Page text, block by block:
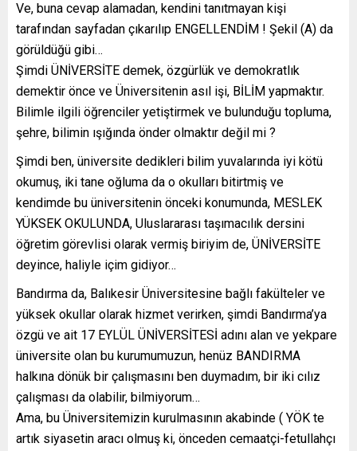
Ve, buna cevap alamadan, kendini tanıtmayan kişi
tarafından sayfadan çıkarılıp ENGELLENDİM ! Şekil (A) da
görüldüğü gibi…
Şimdi ÜNİVERSİTE demek, özgürlük ve demokratlık
demektir önce ve Üniversitenin asıl işi, BİLİM yapmaktır.
Bilimle ilgili öğrenciler yetiştirmek ve bulunduğu topluma,
şehre, bilimin ışığında önder olmaktır değil mi ?
Şimdi ben, üniversite dedikleri bilim yuvalarında iyi kötü
okumuş, iki tane oğluma da o okulları bitirtmiş ve
kendimde bu üniversitenin önceki konumunda, MESLEK
YÜKSEK OKULUNDA, Uluslararası taşımacılık dersini
öğretim görevlisi olarak vermiş biriyim de, ÜNİVERSİTE
deyince, haliyle içim gidiyor…
Bandırma da, Balıkesir Üniversitesine bağlı fakülteler ve
yüksek okullar olarak hizmet verirken, şimdi Bandırma’ya
özgü ve ait 17 EYLÜL ÜNİVERSİTESİ adını alan ve yekpare
üniversite olan bu kurumumuzun, henüz BANDIRMA
halkına dönük bir çalışmasını ben duymadım, bir iki cılız
çalışması da olabilir, bilmiyorum…
Ama, bu Üniversitemizin kurulmasının akabinde ( YÖK te
artık siyasetin aracı olmuş ki, önceden cemaatçi-fetullahçı